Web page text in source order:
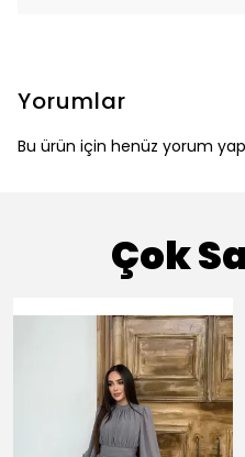
Yorumlar
Bu ürün için henüz yorum
Çok